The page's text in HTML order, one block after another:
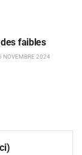
faibles
NOVEMBRE 2024